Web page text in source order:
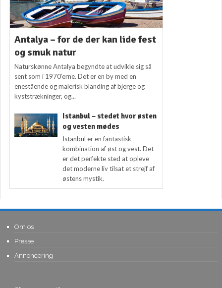
Antalya – for de der kan lide fest
og smuk natur
Naturskønne Antalya begyndte at udvikle sig så
sent som i 1970’erne. Det er en by med en
enestående og malerisk blanding af bjerge og
kyststrækninger, og...
Istanbul – stedet hvor østen
og vesten mødes
Istanbul er en fantastisk
kombination af øst og vest. Det
er det perfekte sted at opleve
det moderne liv tilsat et strejf af
østens mystik.
Om os
Presse
Annoncering